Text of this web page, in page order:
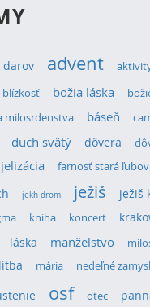
darov advent
blízkosť božia láska
milosrdenstva báseň
duch svätý dôvera
farnosť stará
jekh drom ježiš ježiš
kniha koncert
láska manželstvo
mária nedeľné
osf otec